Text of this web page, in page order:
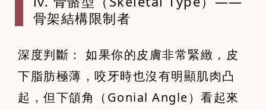
骨架結構限制者
深度判斷： 如果你的皮膚非常緊緻，皮
下脂肪極薄，咬牙時也沒有明顯肌肉凸
起，但下頜角（Gonial Angle）看起來